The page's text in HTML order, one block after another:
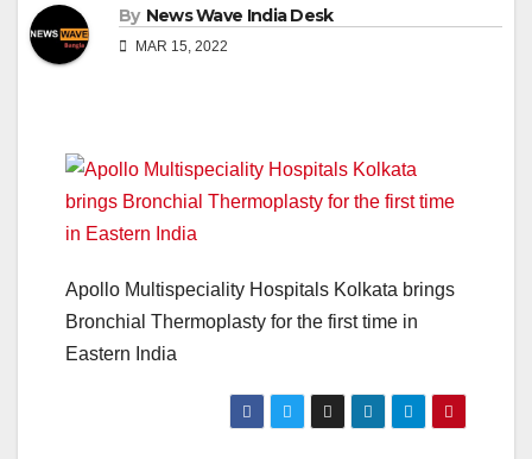
By News Wave India Desk
MAR 15, 2022
Apollo Multispeciality Hospitals Kolkata brings
Bronchial Thermoplasty for the first time in
Eastern India